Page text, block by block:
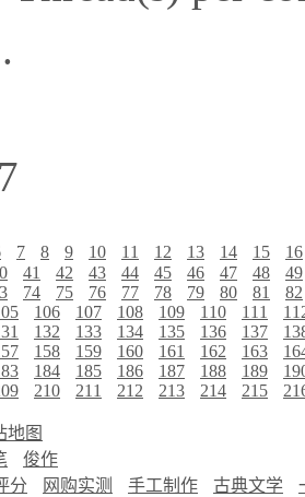
7 8 9 10 11 12 13 14 15
16
41 42 43 44 45 46 47 48
49
74 75 76 77 78 79 80 81
82
106 107 108 109 110 111
132 133 134 135 136 137
158 159 160 161 162 163
184 185 186 187 188 189
210 211 212 213 214 215
地图
俊作
分 网购实测 手工制作 古典文学